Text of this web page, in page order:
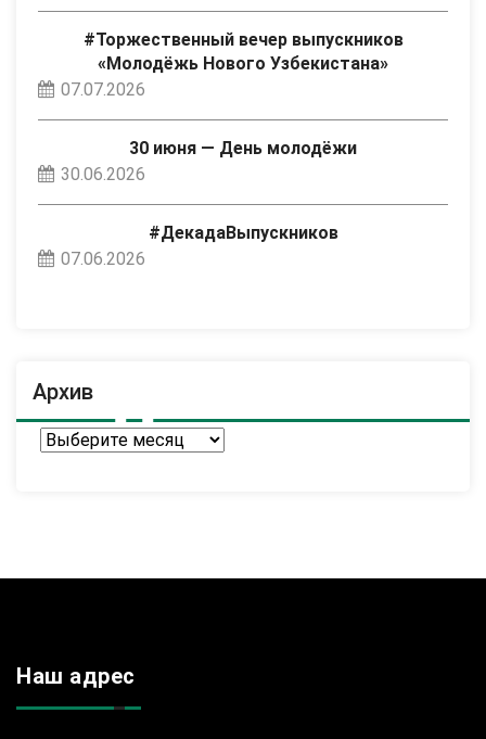
#Торжественный вечер выпускников
«Молодёжь Нового Узбекистана»
07.07.2026
30 июня — День молодёжи
30.06.2026
#ДекадаВыпускников
07.06.2026
Архив
Архив
Наш адрес